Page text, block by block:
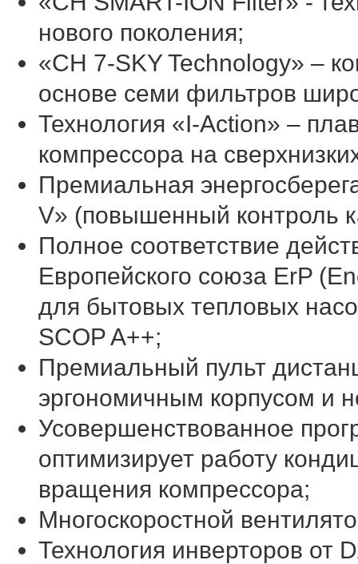
нового поколения;
«CH 7-SKY Technology» –
основе семи фильтров
Технология «I-Action» –
компрессора на
Премиальная
V» (повышенный контроль
Полное соответствие
Европейского союза ErP
для бытовых тепловых
SCOP A++;
Премиальный пульт
эргономичным корпусом и
Усовершенствованное
оптимизирует работу
вращения компрессора;
Многоскоростной
Технология инверторов от